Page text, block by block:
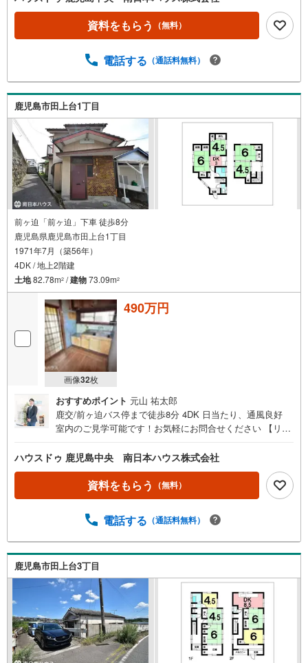
コープかごしま田上店まで徒歩2分（約150m）・広木簡易
郵便局まで徒歩2分（約160m）・田上台公園まで徒歩4分
（約260m）・つるどめクリニックまで徒歩4分（約320
m）・広木小学校まで徒歩9分（約660m）・ディスカウン
中学校まで徒歩14分（約1080m）ご希望があれば近隣の資
料をお持ちいたします 他にもご覧になりたい物件がござい
ましたら、遠慮なくお申し付けください 店頭で住宅ローン
のご相談、資金計画、お申込みが可能です 売却のご相談・
査定も無料で受付中 お家のことならハウスドゥ鹿児島中央
の南日本ハウスにお任せ下さい！
資料をもらう （無料）
電話する （通話料無料）
鹿児島市田上台1丁目
前ヶ迫「前ヶ迫」下車 徒歩8分
鹿児島県鹿児島市田上台1丁目
1971年7月（築56年）
4DK / 地上2階建
土地82.78m2 /建物73.09m2
画像32枚
490万円
おすすめポイント 元山 祐太郎
鹿交/前ヶ迫バス停まで徒歩8分 4DK 日当たり、通風良好
室内のご見学可能です！お気軽にお問合せください 【リフ
日本ハウスなら購入からリフォーム工事までワンストップ
でご提供できお客様へのご負担が少なくすみます 洗面台や
トイレだけ新調したい、クロスだけ張り直したいなどご要
望がございましたらお気軽にご相談ください 無料見積もり
ミーズランド保育園まで徒歩4分（約250m）・つるどめク
（約580m）・広木簡易郵便局まで徒歩8分（約630m）・コ
ープかごしま田上店まで徒歩9分（約680m）・セブンイレ
ブン鹿児島田上3丁目店まで徒歩9分（約720m）・ドラッグ
イレブン田上店まで徒歩10分（約730m）・広木小学校まで
徒歩14分（約1100m）・紫原中学校まで徒歩14分（約1100
m）
ハウスドゥ 鹿児島中央 南日本ハウス株式会社
資料をもらう （無料）
電話する （通話料無料）
鹿児島市田上台3丁目